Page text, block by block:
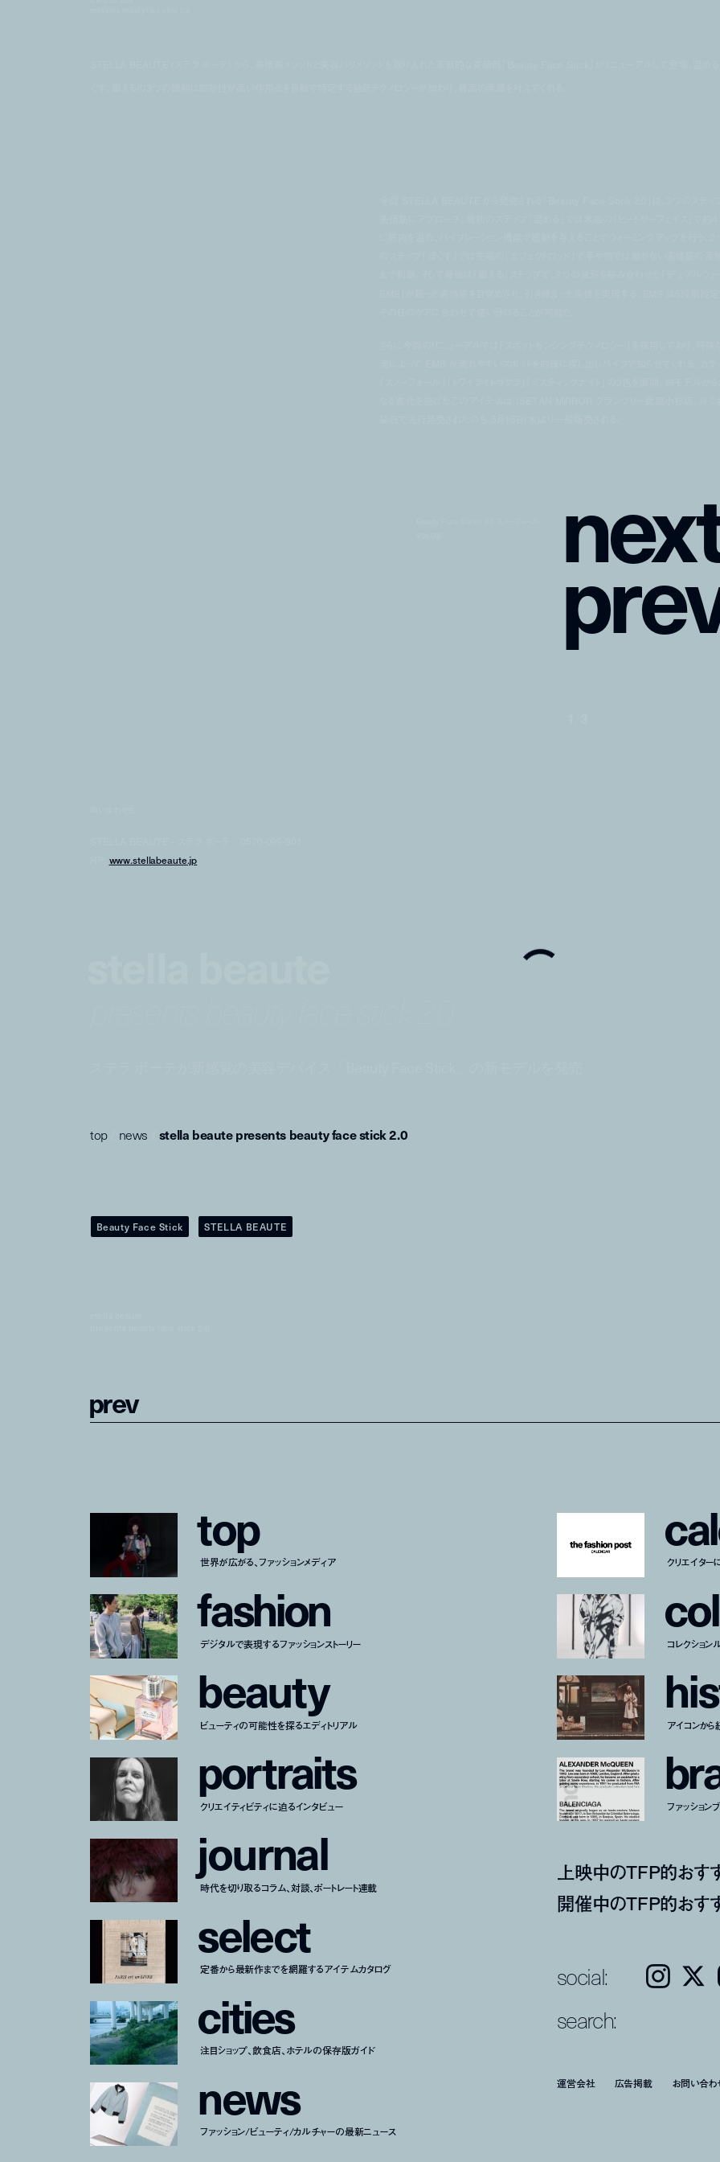
nex
pre
www.stellabeaute.jp
top/ news stella beaute presents beauty face stick 2.0
Beauty Face Stick STELLA BEAUTE
prev
top
世界が広がる、ファッションメディア
fashion
デジタルで表現するファッションストーリー
beauty
ビューティの可能性を探るエディトリアル
portraits
クリエイティビティに迫るインタビュー
journal
時代を切り取るコラム、対談、ポートレート連載
select
定番から最新作までを網羅するアイテムカタログ
cities
注目ショップ、飲食店、ホテルの保存版ガイド
news
ファッション/ビューティ/カルチャーの最新ニュース
cal
クリエイター
col
コレクション
his
アイコンから
br
ファッション
上映中のTFP的おす
開催中のTFP的おす
social: Instagram 𝕏
search:
運営会社 広告掲載 お問い合わ